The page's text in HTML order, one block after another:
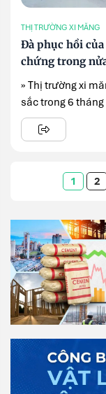
THỊ TRƯỜNG XI MĂNG
Đà phục hồi
chứng trong
» Thị trường xi
sắc trong 6
1 2